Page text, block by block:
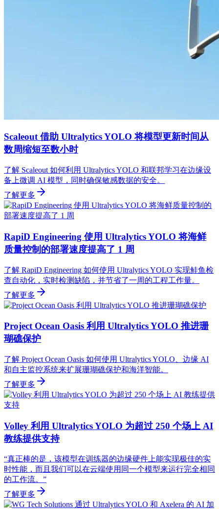
Scaleout 借助 Ultralytics YOLO 将模型更新时间从
数周缩短至数小时
了解 Scaleout 如何利用 Ultralytics YOLO 和联邦学习在边缘设
备上微调 AI 模型，同时确保敏感数据的安全。
了解更多
RapiD Engineering 使用 Ultralytics YOLO 将海鲜
质量控制的部署速度提高了 1 周
了解 RapiD Engineering 如何使用 Ultralytics YOLO 实现鲑鱼检
查自动化，实时检测缺陷，并节省了一周的工程工作量。
了解更多
Project Ocean Oasis 利用 Ultralytics YOLO 推进珊
瑚礁保护
了解 Project Ocean Oasis 如何使用 Ultralytics YOLO、边缘 AI
和自主监控系统来扩展珊瑚礁保护和海洋智能。
了解更多
Volley 利用 Ultralytics YOLO 为超过 250 个场上 AI
教练提供支持
“真正棒的是，该模型在训练器的边缘硬件上能实现极佳的实
时性能，而且我们可以在云端使用同一个模型来运行完全相同
的工作流。”
了解更多